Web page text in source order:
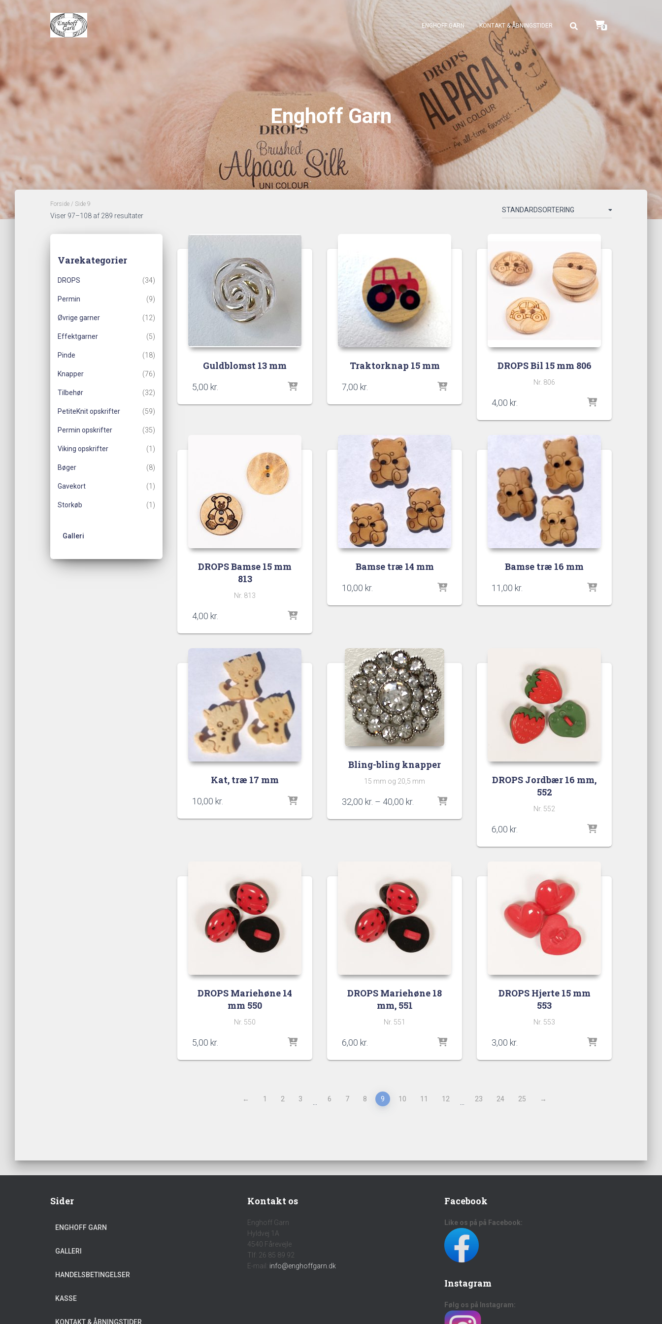
ENGHOFF GARN KONTAKT & ÅBNINGSTIDER 0
Enghoff Garn
Forside / Side 9
Viser 97–108 af 289 resultater
Varekategorier
DROPS (34)
Permin (9)
Øvrige garner (12)
Effektgarner (5)
Pinde (18)
Knapper (76)
Tilbehør (32)
PetiteKnit opskrifter (59)
Permin opskrifter (35)
Viking opskrifter (1)
Bøger (8)
Gavekort (1)
Storkøb (1)
Galleri
Guldblomst 13 mm
5,00 kr.
Traktorknap 15 mm
7,00 kr.
DROPS Bil 15 mm 806
Nr. 806
4,00 kr.
DROPS Bamse 15 mm
813
Nr. 813
4,00 kr.
Bamse træ 14 mm
10,00 kr.
Bamse træ 16 mm
11,00 kr.
Kat, træ 17 mm
10,00 kr.
Bling-bling knapper
15 mm og 20,5 mm
32,00 kr. – 40,00 kr. Prisinterval:
til
DROPS Jordbær 16 mm,
552
Nr. 552
6,00 kr.
DROPS Mariehøne 14
mm 550
Nr. 550
5,00 kr.
DROPS Mariehøne 18
mm, 551
Nr. 551
6,00 kr.
DROPS Hjerte 15 mm
553
Nr. 553
3,00 kr.
← 1 2 3 6 7 8 9 10 11 12 23 24 25 →
Sider
ENGHOFF GARN
GALLERI
HANDELSBETINGELSER
KASSE
KONTAKT & ÅBNINGSTIDER
Kontakt os
Enghoff Garn
Hyldvej 1A
4540 Fårevejle
Tlf: 26 85 89 92
E-mail: info@enghoffgarn.dk
Facebook
Like os på på Facebook:
Instagram
Følg os på Instagram: